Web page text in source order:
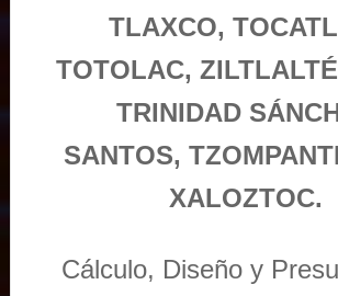
TLAXCO,
TOTOLAC,
TRINIDAD
SANTOS,
XALOZTOC.
Cálculo, Diseño y